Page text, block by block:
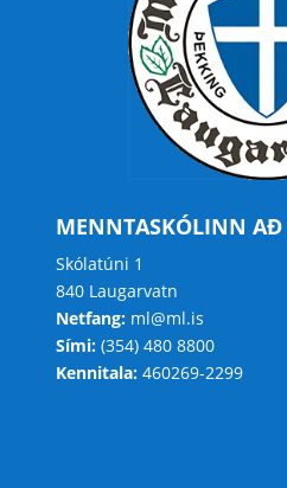
MENNTASKÓLINN AÐ
Skólatúni 1
840 Laugarvatn
Netfang:ml@ml.is
Sími:(354) 480 8800
Kennitala:460269-2299